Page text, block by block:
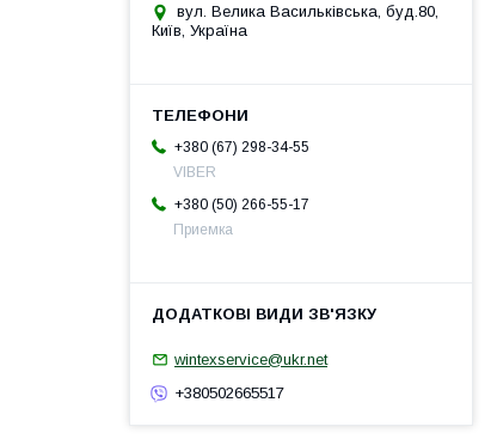
вул. Велика Васильківська, буд.80,
Київ, Україна
+380 (67) 298-34-55
VIBER
+380 (50) 266-55-17
Приемка
wintexservice@ukr.net
+380502665517